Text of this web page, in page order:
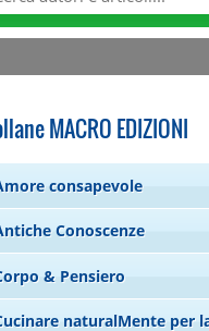
MACRO EDIZIONI
consapevole
Conoscenze
& Pensiero
naturalMente per